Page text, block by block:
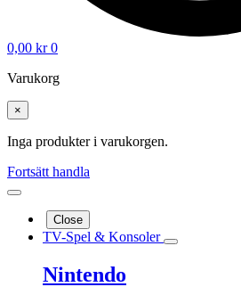
0,00 kr 0
Varukorg
×
Inga produkter i varukorgen.
Fortsätt handla
Close
TV-Spel & Konsoler
Nintendo